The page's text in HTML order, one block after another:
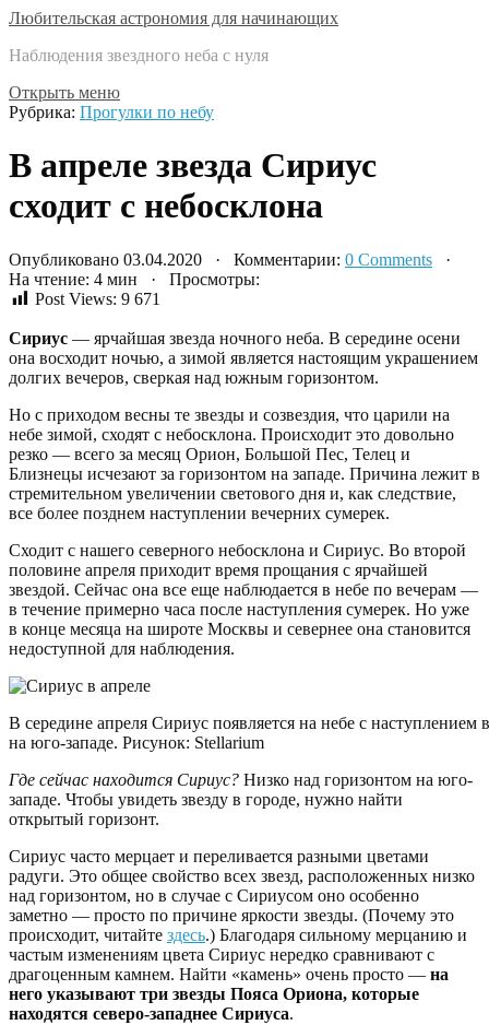
Любительская астрономия для начинающих
Наблюдения звездного неба с нуля
Открыть меню
Рубрика: Прогулки по небу
В апреле звезда Сириус
сходит с небосклона
Опубликовано 03.04.2020 · Комментарии: 0 Comments ·
На чтение: 4 мин · Просмотры:
Post Views: 9 671
Сириус — ярчайшая звезда ночного неба. В середине осени
она восходит ночью, а зимой является настоящим украшением
долгих вечеров, сверкая над южным горизонтом.
Но с приходом весны те звезды и созвездия, что царили на
небе зимой, сходят с небосклона. Происходит это довольно
резко — всего за месяц Орион, Большой Пес, Телец и
Близнецы исчезают за горизонтом на западе. Причина лежит в
стремительном увеличении светового дня и, как следствие,
все более позднем наступлении вечерних сумерек.
Сходит с нашего северного небосклона и Сириус. Во второй
половине апреля приходит время прощания с ярчайшей
звездой. Сейчас она все еще наблюдается в небе по вечерам —
в течение примерно часа после наступления сумерек. Но уже
в конце месяца на широте Москвы и севернее она становится
недоступной для наблюдения.
В середине апреля Сириус появляется на небе с
на юго-западе. Рисунок: Stellarium
Где сейчас находится Сириус? Низко над горизонтом на юго-
западе. Чтобы увидеть звезду в городе, нужно найти
открытый горизонт.
Сириус часто мерцает и переливается разными цветами
радуги. Это общее свойство всех звезд, расположенных низко
над горизонтом, но в случае с Сириусом оно особенно
заметно — просто по причине яркости звезды. (Почему это
происходит, читайте здесь.) Благодаря сильному мерцанию и
частым изменениям цвета Сириус нередко сравнивают с
драгоценным камнем. Найти «камень» очень просто — на
него указывают три звезды Пояса Ориона, которые
находятся северо-западнее Сириуса.